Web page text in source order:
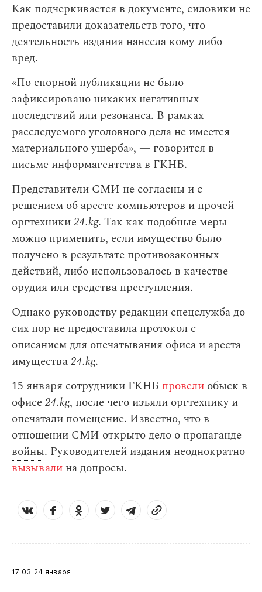
Как подчеркивается в документе, силовики не
предоставили доказательств того, что
деятельность издания нанесла кому-либо
вред.
«По спорной публикации не было
зафиксировано никаких негативных
последствий или резонанса. В рамках
расследуемого уголовного дела не имеется
материального ущерба», — говорится в
письме информагентства в ГКНБ.
Представители СМИ не согласны и с
решением об аресте компьютеров и прочей
оргтехники24.kg. Так как подобные меры
можно применить, если имущество было
получено в результате противозаконных
действий, либо использовалось в качестве
орудия или средства преступления.
Однако руководству редакции спецслужба до
сих пор не предоставила протокол с
описанием для опечатывания офиса и ареста
имущества24.kg.
15 января сотрудники ГКНБ провели обыск в
офисе24.kg, после чего изъяли оргтехнику и
опечатали помещение. Известно, что в
отношении СМИ открыто дело о пропаганде
войны. Руководителей издания неоднократно
вызывали на допросы.
17:03 24 января